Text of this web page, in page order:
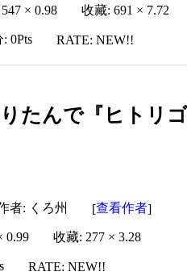
× 0.98 收藏: 691 × 7.72
: 0Pts RATE: NEW!!
たんで『ヒトリ
者: くろ州 [查看作者]
0.99 收藏: 277 × 3.28
RATE: NEW!!